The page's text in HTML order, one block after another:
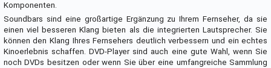
Komponenten.
Soundbars sind eine großartige Ergänzung zu Ihrem Fernseher, da sie
einen viel besseren Klang bieten als die integrierten Lautsprecher. Sie
können den Klang Ihres Fernsehers deutlich verbessern und ein echtes
Kinoerlebnis schaffen. DVD-Player sind auch eine gute Wahl, wenn Sie
noch DVDs besitzen oder wenn Sie über eine umfangreiche Sammlung